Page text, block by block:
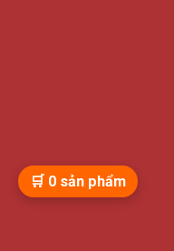
🛒 0 sản phẩm